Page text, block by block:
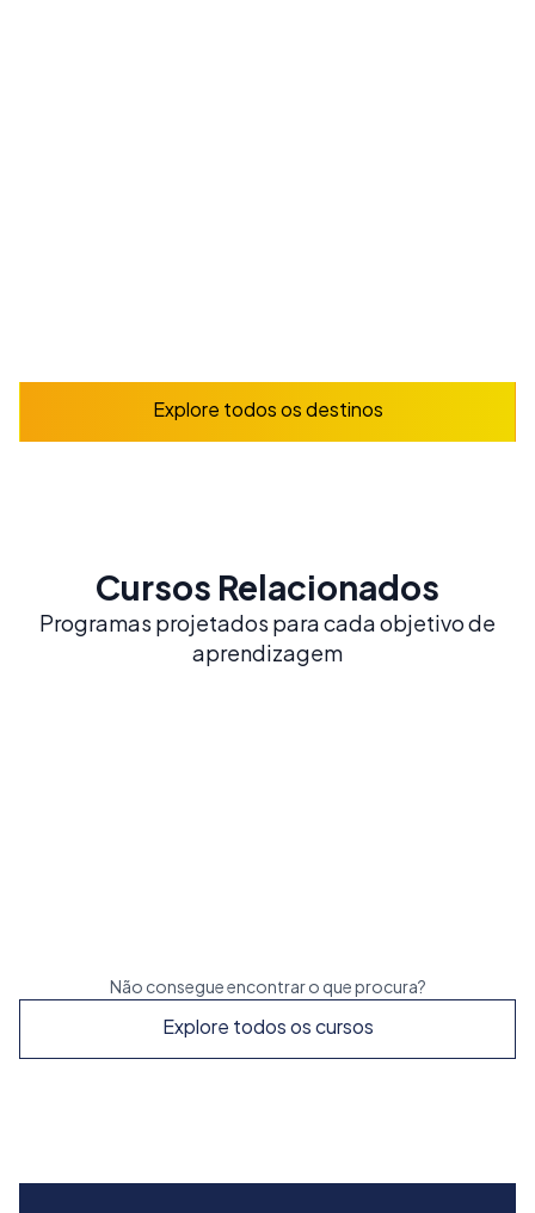
Explore todos os destinos
Cursos Relacionados
Programas projetados para cada objetivo de
aprendizagem
Não consegue encontrar o que procura?
Explore todos os cursos